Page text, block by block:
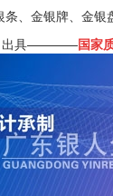
、金银牌、金银
具————国家